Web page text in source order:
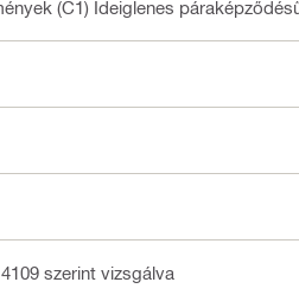
(C1) Ideiglenes
szerint vizsgálva